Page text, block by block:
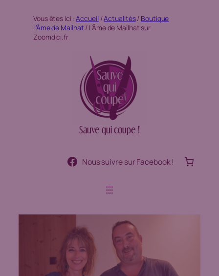
contenu
Vous êtes ici :Accueil /Actualités/ Boutique
L’Âme de Mailhat / L’Âme de Mailhat sur
Zoomdici.fr
Sauve qui coupe !
Nous suivre sur Facebook !